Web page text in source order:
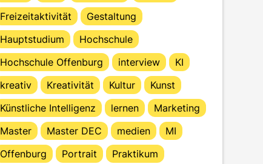
Freizeitaktivität
Gestaltung
Hauptstudium
Hochschule
Hochschule Offenburg
interview
KI
kreativ
Kreativität Kultur
Kunst
Künstliche Intelligenz
lernen
Marketing
Master
Master DEC medien
MI
Offenburg
Portrait
Praktikum